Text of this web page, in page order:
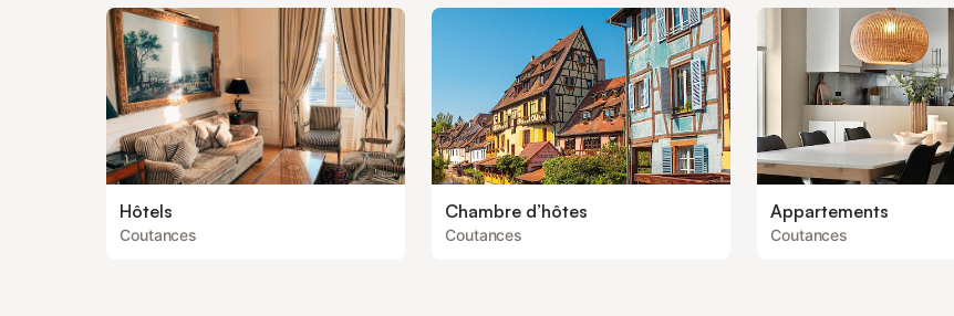
Hôtels
Coutances
Chambre d’hôtes
Coutances
Appartements
Coutances